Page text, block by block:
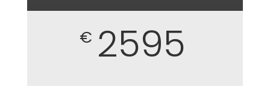
€ 2595